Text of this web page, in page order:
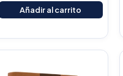
Añadir al carrito
Current